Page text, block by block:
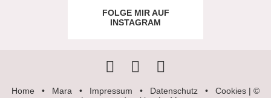
FOLGE MIR AUF
INSTAGRAM
Home • Mara • Impressum • Datenschutz • Cookies | ©